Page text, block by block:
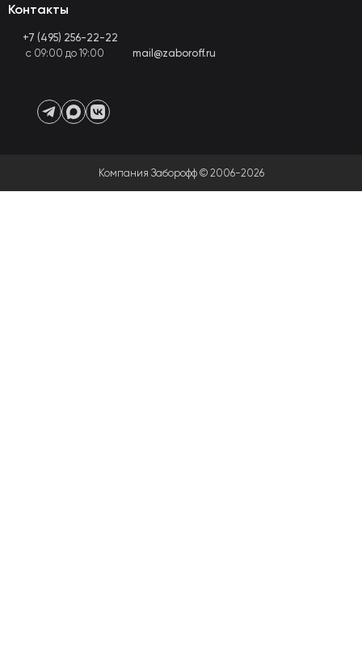
Контакты
+7 (495) 256-22-22
с 09:00 до 19:00
mail@zaboroff.ru
Компания Заборофф © 2006-2026